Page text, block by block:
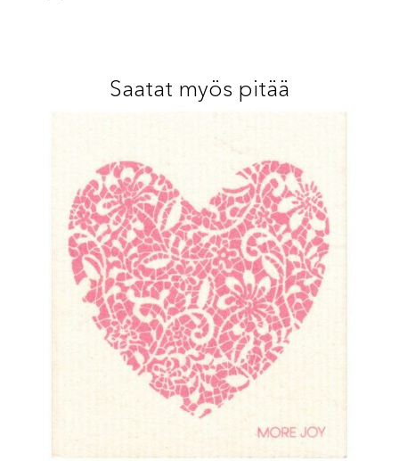
Saatat myös pitää